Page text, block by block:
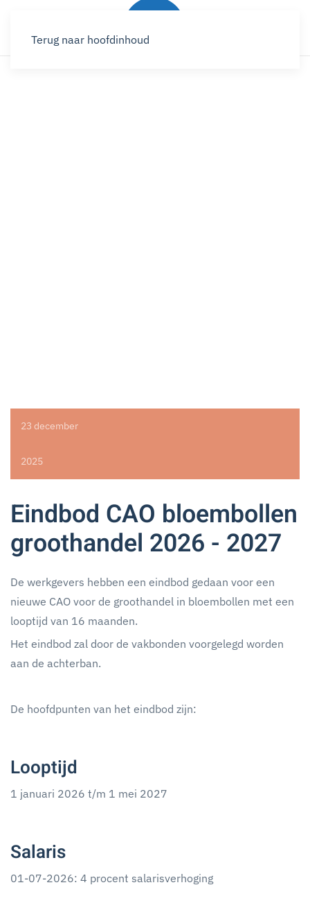
Terug naar hoofdinhoud
23 december
2025
Eindbod CAO bloembollen
groothandel 2026 - 2027
De werkgevers hebben een eindbod gedaan voor een
nieuwe CAO voor de groothandel in bloembollen met een
looptijd van 16 maanden.
Het eindbod zal door de vakbonden voorgelegd worden
aan de achterban.
De hoofdpunten van het eindbod zijn:
Looptijd
1 januari 2026 t/m 1 mei 2027
Salaris
01-07-2026: 4 procent salarisverhoging